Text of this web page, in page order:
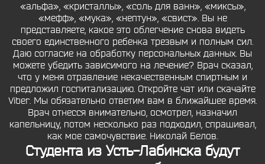
«альфа», «кристаллы», «соль для ванн», «миксы»,
«мефф», «мука», «нептун», «свист». Вы не
представляете, какое это облегчение снова видеть
своего единственного ребенка трезвым и полным сил.
Даю согласие на обработку персональных данных. Вы
можете убедить зависимого на лечение? Врач сказал,
что у меня отравление некачественным спиртным и
предложил госпитализацию. Откройте чат или скачайте
Viber. Мы обязательно ответим вам в ближайшее время.
Врач отнесся внимательно, осмотрел, назначил
капельницу, потом несколько раз подходил, спрашивал,
как мое самочувствие. Николай Белов.
Студента из Усть-Лабинска будут